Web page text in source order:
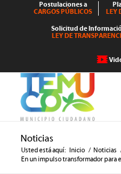
Postulaciones a
CARGOS PÚBLICOS
LEY
Solicitud de
LEY DE
Noticias
Usted está aquí: Inicio / Noticias
En un impulso transformador para